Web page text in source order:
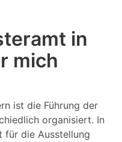
in
mich
ist die Führung der
organisiert. In
für die Ausstellung